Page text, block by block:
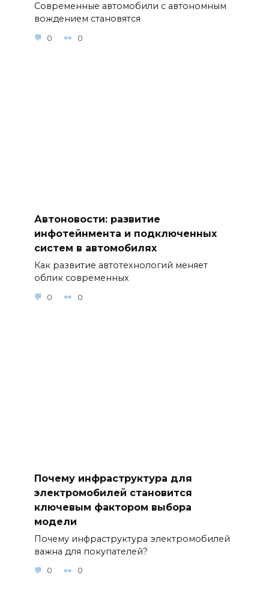
Современные автомобили с автономным
вождением становятся
0 0
Автоновости: развитие
инфотейнмента и подключенных
систем в автомобилях
Как развитие автотехнологий меняет
облик современных
0 0
Почему инфраструктура для
электромобилей становится
ключевым фактором выбора
модели
Почему инфраструктура электромобилей
важна для покупателей?
0 0